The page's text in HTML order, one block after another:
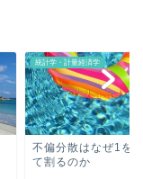
統計学・計量経済学
不偏分散はなぜ1を
て割るのか